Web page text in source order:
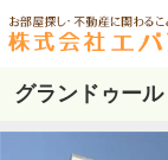
グランドゥール